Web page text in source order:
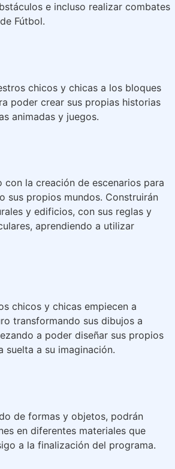
e incluso realizar combates
Fútbol.
chicos y chicas a los bloques
poder crear sus propias historias
animadas y juegos.
con la creación de escenarios para
sus propios mundos. Construirán
y edificios, con sus reglas y
aprendiendo a utilizar
chicos y chicas empiecen a
transformando sus dibujos a
a poder diseñar sus propios
suelta a su imaginación.
de formas y objetos, podrán
en diferentes materiales que
a la finalización del programa.